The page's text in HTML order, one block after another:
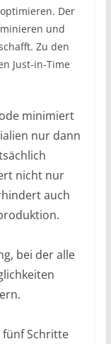
Der
und
Zu den
Just-in-Time
minimiert
nur dann
nicht nur
auch
bei der alle
Schritte